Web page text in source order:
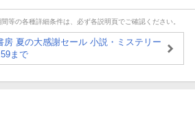
等の各種詳細条件は、必ず各説明頁でご確認ください。
房 夏の大感謝セール 小説・ミステリー
まで